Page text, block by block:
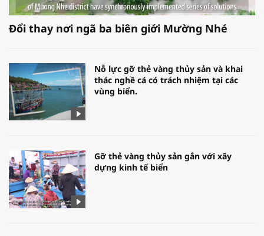
Đổi thay nơi ngã ba biên giới Mường Nhé
Nỗ lực gỡ thẻ vàng thủy sản và khai
thác nghề cá có trách nhiệm tại các
vùng biển.
Gỡ thẻ vàng thủy sản gắn với xây
dựng kinh tế biển